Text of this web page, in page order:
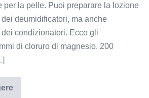
per la pelle. Puoi preparare la lozione
deumidificatori, ma anche
condizionatori. Ecco gli
di cloruro di magnesio. 200